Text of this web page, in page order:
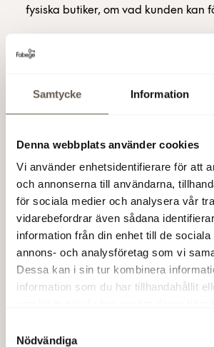
Samtycke Information
Denna webbplats använder cookies
Vi använder enhetsidentifierare för att
och annonserna till användarna,
för sociala medier och analysera vår
vidarebefordrar även sådana
information från din enhet till de sociala
annons- och analysföretag som vi
Dessa kan i sin tur kombinera
information som du har tillhandahållit
Nödvändiga
fysiska butiker, om vad kunden kan
inspirerande miljö och mötesplats
som på nätet. Adlibris kommer att
möjligheten att på en central plats
innefatta ett kafé. Kunderna kommer
möjligheten att koppla av,
titta på folkmyllret vid de stora,
mot Kungsgatan, svarar Beathe
Vad kommer Adlibris att tillföra nya
– Kungsgatan erbjuder en mängd
restauranger för den medvetna
har många intressen och som